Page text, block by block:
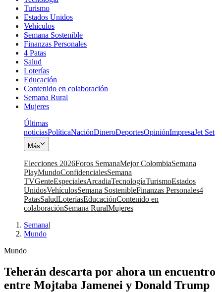
Turismo
Estados Unidos
Vehículos
Semana Sostenible
Finanzas Personales
4 Patas
Salud
Loterías
Educación
Contenido en colaboración
Semana Rural
Mujeres
Últimas
noticiasPolíticaNaciónDineroDeportesOpiniónImpresaJet Set
Más
Elecciones 2026Foros SemanaMejor ColombiaSemana
PlayMundoConfidencialesSemana
TVGenteEspecialesArcadiaTecnologíaTurismoEstados
UnidosVehículosSemana SostenibleFinanzas Personales4
PatasSaludLoteríasEducaciónContenido en
colaboraciónSemana RuralMujeres
Semana|
Mundo
Mundo
Teherán descarta por ahora un encuentro
entre Mojtaba Jamenei y Donald Trump